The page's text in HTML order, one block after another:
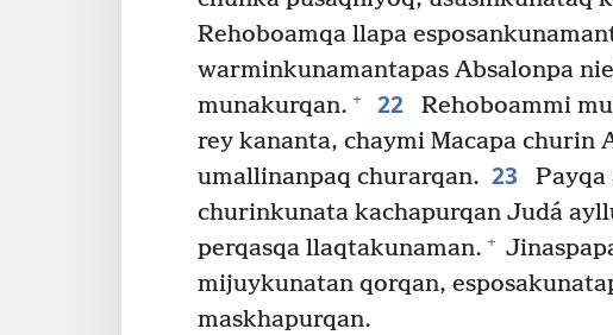
Rehoboamqa llapa
warminkunamantapas Absalonpa
munakurqan. + 22
Rehoboammi
rey kananta, chaymi Macapa churin
umallinanpaq churarqan. 23
churinkunata kachapurqan Judá
perqasqa llaqtakunaman. +
mijuykunatan qorqan,
maskhapurqan.